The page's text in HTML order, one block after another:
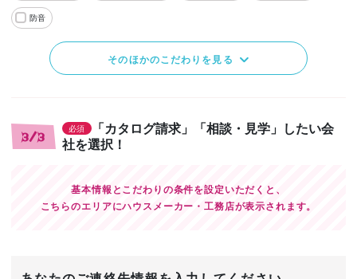
防音
そのほかのこだわりを見る
3/3
必須
「カタログ請求」「相談・見学」したい会
社を選択！
基本情報とこだわりの条件を設定いただくと、
こちらのエリアにハウスメーカー・工務店が表示されます。